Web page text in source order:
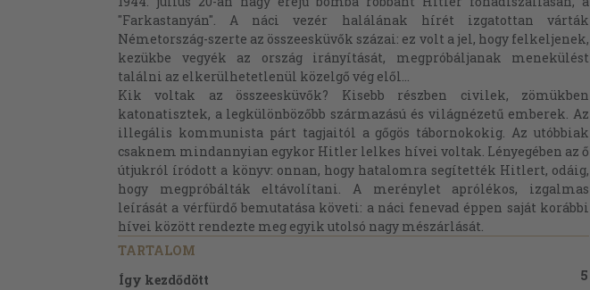
"Farkastanyán". A náci vezér halálának hírét izgatottan várták
Németország-szerte az összeesküvők százai: ez volt a jel, hogy felkeljenek,
kezükbe vegyék az ország irányítását, megpróbáljanak menekülést
találni az elkerülhetetlenül közelgő vég elől...
Kik voltak az összeesküvők? Kisebb részben civilek, zömükben
katonatisztek, a legkülönbözőbb származású és világnézetű emberek. Az
illegális kommunista párt tagjaitól a gőgös tábornokokig. Az utóbbiak
csaknem mindannyian egykor Hitler lelkes hívei voltak. Lényegében az ő
útjukról íródott a könyv: onnan, hogy hatalomra segítették Hitlert, odáig,
hogy megpróbálták eltávolítani. A merénylet aprólékos, izgalmas
leírását a vérfürdő bemutatása követi: a náci fenevad éppen saját korábbi
hívei között rendezte meg egyik utolsó nagy mészárlását.
TARTALOM
Így kezdődött
5